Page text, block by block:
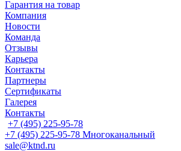
Гарантия на товар
Компания
Новости
Команда
Отзывы
Карьера
Контакты
Партнеры
Сертификаты
Галерея
Контакты
+7 (495) 225-95-78
+7 (495) 225-95-78 Многоканальный
sale@ktnd.ru